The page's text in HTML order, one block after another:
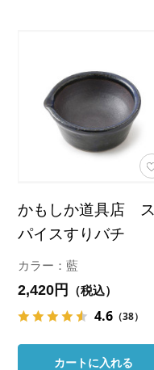
かもしか道具店 ス
パイスすりバチ
カラー：藍
2,420円 （税込）
4.6 （38）
カートに入れる